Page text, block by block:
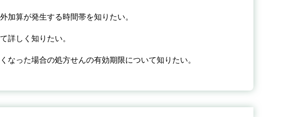
加算が発生する時間帯を知りたい。
詳しく知りたい。
なった場合の処方せんの有効期限について知りたい。